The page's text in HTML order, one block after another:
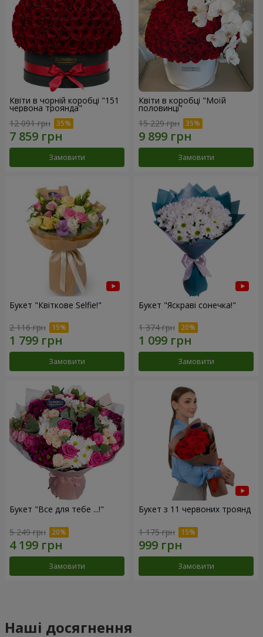
Квіти в чорній коробці "151
червона троянда"
12 091 грн
Замовити
Квіти в коробці "Моїй
половинці"
15 229 грн
Замовити
Букет "Квіткове Selfie!"
2 116 грн
Замовити
Букет "Яскраві сонечка!"
1 374 грн
Замовити
Букет "Все для тебе ...!"
5 249 грн
Замовити
Букет з 11 червоних троянд
1 175 грн
Замовити
Наші досягнення